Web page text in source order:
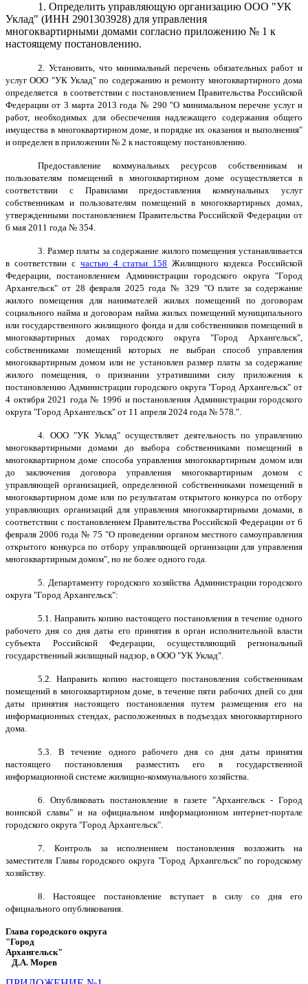
1. Определить управляющую организациюООО "УК
Уклад" (ИНН 2901303928) для управления
многоквартирными домами согласно приложению № 1 к
настоящему постановлению.
2. Установить, что минимальный перечень обязательных работ и
услугООО "УК Уклад"по содержанию и ремонту многоквартирного дома
определяется в соответствии с постановлением Правительства Российской
Федерации от 3 марта 2013 года № 290 "О минимальном перечне услуг и
работ, необходимых для обеспечения надлежащего содержания общего
имущества в многоквартирном доме, и порядке их оказания и выполнения"
и определен в приложении № 2 к настоящему постановлению.
Предоставление коммунальных ресурсов собственникам и
пользователям помещений в многоквартирном доме осуществляется в
соответствии с Правилами предоставления коммунальных услуг
собственникам и пользователям помещений в многоквартирных домах,
утвержденными постановлением Правительства Российской Федерации от
6 мая 2011 года № 354.
3. Размер платы за содержание жилого помещения устанавливается
в соответствии с частью 4 статьи 158 Жилищного кодекса Российской
Федерации, постановлением Администрации городского округа "Город
Архангельск" от 28 февраля 2025 года № 329 "О плате за содержание
жилого помещения для нанимателей жилых помещений по договорам
социального найма и договорам найма жилых помещений муниципального
или государственного жилищного фонда и для собственников помещений в
многоквартирных домах городского округа "Город Архангельск",
собственниками помещений которых не выбран способ управления
многоквартирным домом или не установлен размер платы за содержание
жилого помещения, о признании утратившими силу приложения к
постановлению Администрации городского округа "Город Архангельск" от
4 октября 2021 года № 1996 и постановления Администрации городского
округа "Город Архангельск" от 11 апреля 2024 года № 578.".
4. ООО "УК Уклад" осуществляет деятельность по управлению
многоквартирными домами до выбора собственниками помещений в
многоквартирном доме способа управления многоквартирным домом или
до заключения договора управления многоквартирным домом с
управляющей организацией, определенной собственниками помещений в
многоквартирном доме или по результатам открытого конкурса по отбору
управляющих организаций для управления многоквартирными домами, в
соответствии с постановлением Правительства Российской Федерации от 6
февраля 2006 года № 75 "О проведении органом местного самоуправления
открытого конкурса по отбору управляющей организации для управления
многоквартирным домом", но не более одного года.
5. Департаменту городского хозяйства Администрации городского
округа "Город Архангельск":
5.1. Направить копию настоящего постановления в течение одного
рабочего дня со дня даты его принятия в орган исполнительной власти
субъекта Российской Федерации, осуществляющий региональный
государственный жилищный надзор, в ООО "УК Уклад".
5.2. Направить копию настоящего постановления собственникам
помещений в многоквартирном доме, в течение пяти рабочих дней со дня
даты принятия настоящего постановления путем размещения его на
информационных стендах, расположенных в подъездах многоквартирного
дома.
5.3. В течение одного рабочего дня со дня даты принятия
настоящего постановления разместить его в государственной
информационной системе жилищно-коммунального хозяйства.
6. Опубликовать постановление в газете "Архангельск - Город
воинской славы" и на официальном информационном интернет-портале
городского округа "Город Архангельск".
7. Контроль за исполнением постановления возложить на
заместителя Главы городского округа "Город Архангельск" по городскому
хозяйству.
8. Настоящее постановление вступает в силу со дня его
официального опубликования.
Глава городского округа
"Город
Архангельск"
Д.А. Морев